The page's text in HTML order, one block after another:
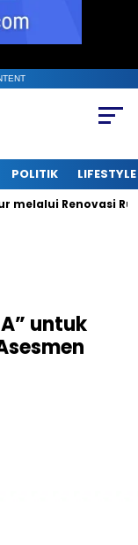
POLITIK LIFESTYLE
Renovasi Ruang
untuk